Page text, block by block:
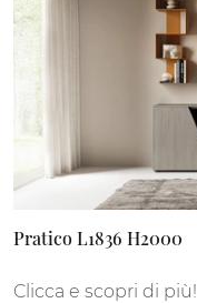
Pratico L1836 H2000
Clicca e scopri di